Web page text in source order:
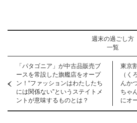
週末の過ごし方
一覧
「パタゴニア」が中古品販売ブ
ースを常設した旗艦店をオープ
ン！“ファッションはわたしたち
には関係ない”というステイトメ
ントが意味するものとは？
東京
（く
んか
ちゃ
にオ